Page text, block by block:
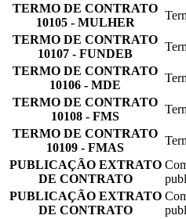
TERMO DE CONTRATO
10105 - MULHER
TERMO DE CONTRATO
10107 - FUNDEB
TERMO DE CONTRATO
10106 - MDE
TERMO DE CONTRATO
10108 - FMS
TERMO DE CONTRATO
10109 - FMAS
PUBLICAÇÃO EXTRATO
DE CONTRATO
PUBLICAÇÃO EXTRATO
DE CONTRATO